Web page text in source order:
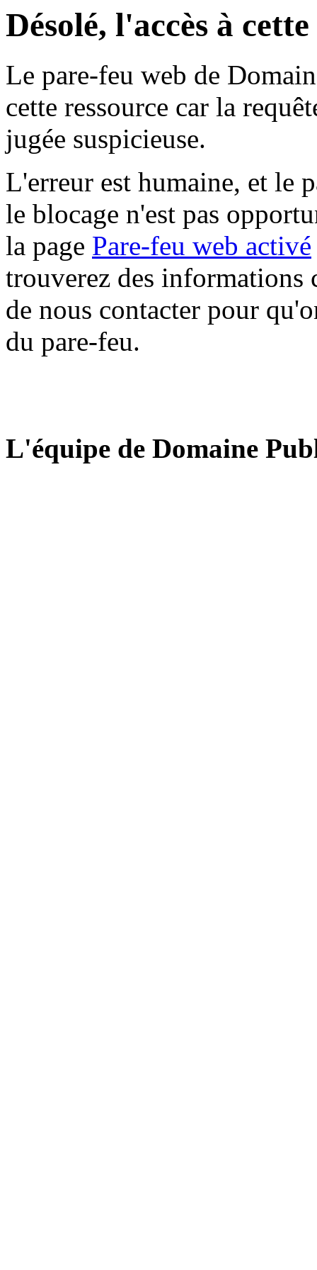
Désolé, l'accès à
Le pare-feu web de
cette ressource car la
jugée suspicieuse.
L'erreur est humaine, et le
le blocage n'est pas
la page Pare-feu web activé
trouverez des informations
de nous contacter pour
du pare-feu.
L'équipe de Domaine